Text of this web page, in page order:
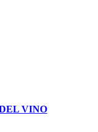
VINO